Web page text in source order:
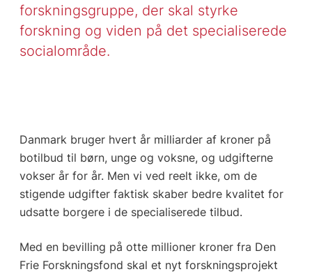
forskningsgruppe, der skal styrke
forskning og viden på det specialiserede
socialområde.
Danmark bruger hvert år milliarder af kroner på
botilbud til børn, unge og voksne, og udgifterne
vokser år for år. Men vi ved reelt ikke, om de
stigende udgifter faktisk skaber bedre kvalitet for
udsatte borgere i de specialiserede tilbud.
Med en bevilling på otte millioner kroner fra Den
Frie Forskningsfond skal et nyt forskningsprojekt